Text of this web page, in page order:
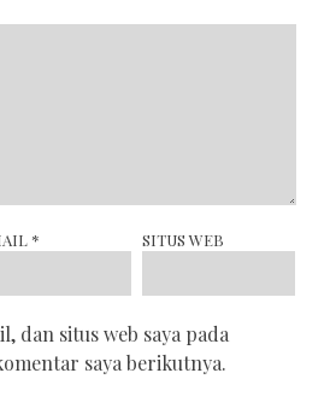
* SITUS WEB
dan situs web saya pada
saya berikutnya.